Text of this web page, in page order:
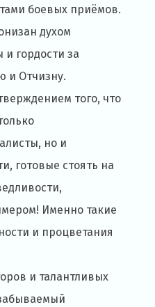
боевых приёмов.
духом
гордости за
и Отчизну.
того, что
но и
готовые стоять на
Именно такие
и процветания
и талантливых